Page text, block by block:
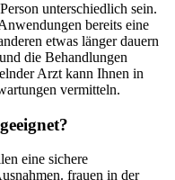
unterschiedlich sein.
bereits eine
etwas‍ länger‍ dauern
die Behandlungen
Arzt kann‌ Ihnen in
‌vermitteln.
eine⁤ sichere
frauen​ in der